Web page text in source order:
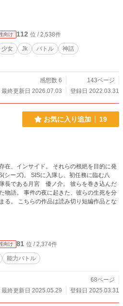
向け 112 位 / 2,538件
少女 Jk バトル
神話
感想数 6
143ページ
最終更新日 2026.07.03
登録日 2022.03.31
お気に入り追加 19
在、インサイド。 それらの根絶を目的に発
シーズ)。 SISに入隊し、初任務に臨む八
長である月宮 優ノ介。 彼らを巻き込んだ
物語。 事件の夜に起きた、彼らの生死を分
短編作品とな
向け 81 位 / 2,374件
能力バトル
68ページ
最終更新日 2025.05.29
登録日 2025.03.31